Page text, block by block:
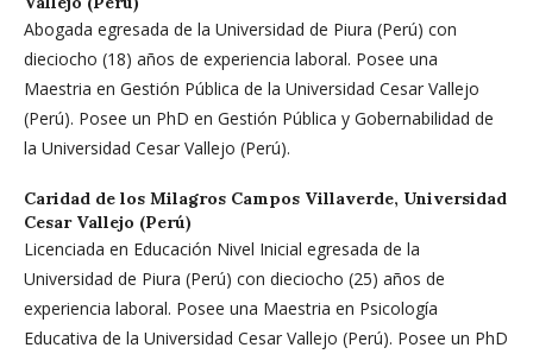
Abogada egresada de la Universidad de Piura (Perú) con
dieciocho (18) años de experiencia laboral. Posee una
Maestria en Gestión Pública de la Universidad Cesar Vallejo
(Perú). Posee un PhD en Gestión Pública y Gobernabilidad de
la Universidad Cesar Vallejo (Perú).
Caridad de los Milagros Campos Villaverde, Universidad
Cesar Vallejo (Perú)
Licenciada en Educación Nivel Inicial egresada de la
Universidad de Piura (Perú) con dieciocho (25) años de
experiencia laboral. Posee una Maestria en Psicología
Educativa de la Universidad Cesar Vallejo (Perú). Posee un PhD